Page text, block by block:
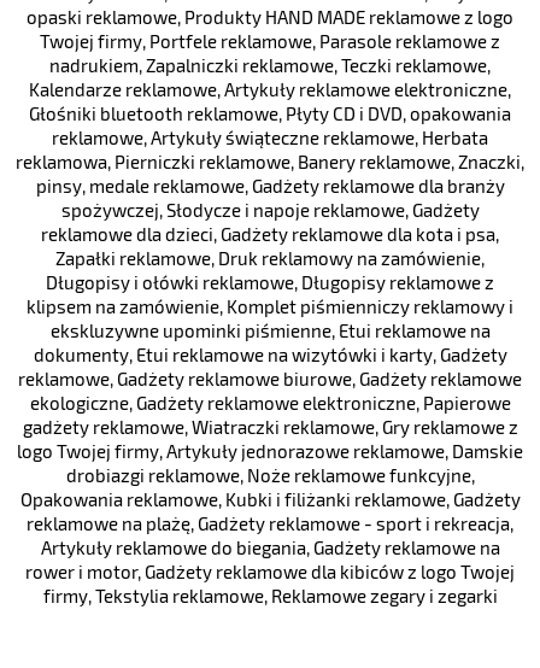
opaski reklamowe, Produkty HAND MADE reklamowe z logo
Twojej firmy, Portfele reklamowe, Parasole reklamowe z
nadrukiem,Zapalniczki reklamowe,Teczki reklamowe,
Kalendarze reklamowe,Artykuły reklamowe elektroniczne,
Głośniki bluetooth reklamowe, Płyty CD i DVD, opakowania
reklamowe,Artykuły świąteczne reklamowe, Herbata
reklamowa, Pierniczki reklamowe, Banery reklamowe,Znaczki,
pinsy, medale reklamowe, Gadżety reklamowe dla branży
spożywczej,Słodycze i napoje reklamowe, Gadżety
reklamowe dla dzieci, Gadżety reklamowe dla kota i psa,
Zapałki reklamowe, Druk reklamowy na zamówienie,
Długopisy i ołówki reklamowe, Długopisy reklamowe z
klipsem na zamówienie, Komplet piśmienniczy reklamowy i
ekskluzywne upominki piśmienne, Etui reklamowe na
dokumenty, Etui reklamowe na wizytówki i karty, Gadżety
reklamowe, Gadżety reklamowe biurowe, Gadżety reklamowe
ekologiczne, Gadżety reklamowe elektroniczne, Papierowe
gadżety reklamowe,Wiatraczki reklamowe, Gry reklamowe z
logo Twojej firmy,Artykuły jednorazowe reklamowe, Damskie
drobiazgi reklamowe, Noże reklamowe funkcyjne,
Opakowania reklamowe, Kubki i filiżanki reklamowe, Gadżety
reklamowe na plażę, Gadżety reklamowe - sport i rekreacja,
Artykuły reklamowe do biegania, Gadżety reklamowe na
rower i motor, Gadżety reklamowe dla kibiców z logo Twojej
firmy,Tekstylia reklamowe, Reklamowe zegary i zegarki